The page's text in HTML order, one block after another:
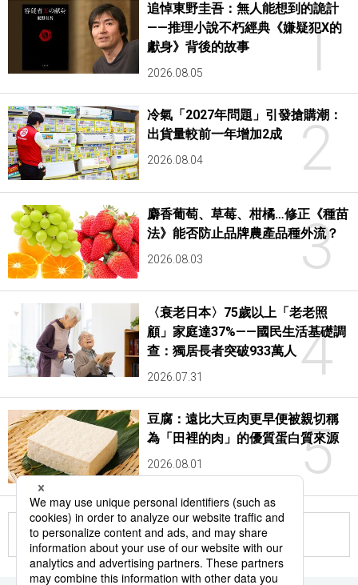
1
追悼東野圭吾：無人能想到的詭計
——推理小說不朽經典《嫌疑犯X的
獻身》背後的故事
2026.08.05
2
冷氣「2027年問題」引發搶購潮：
出貨量較前一年增加2成
2026.08.04
3
麝香葡萄、草莓、柑橘…修正《種苗
法》能否防止品牌農產品種外流？
2026.08.03
4
〈衰老日本〉75歲以上「老老照
顧」家庭達37%——國民生活基礎調
查：獨居長者突破933萬人
2026.07.31
5
豆腐：遠比大豆肉更早便被親切稱
為「田裡的肉」的優質蛋白質來源
2026.08.01
更多